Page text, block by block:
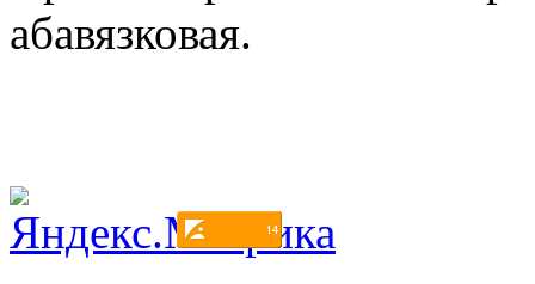
абавязковая.